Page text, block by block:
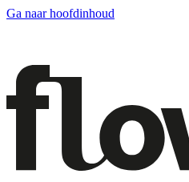
Ga naar hoofdinhoud